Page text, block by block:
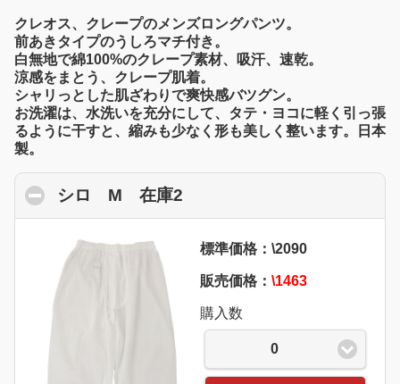
クレオス、クレープのメンズロングパンツ。
前あきタイプのうしろマチ付き。
白無地で綿100%のクレープ素材、吸汗、速乾。
涼感をまとう、クレープ肌着。
シャリっとした肌ざわりで爽快感バツグン。
お洗濯は、水洗いを充分にして、タテ・ヨコに軽く引っ張
るように干すと、縮みも少なく形も美しく整います。日本
製。
シロ M 在庫2
標準価格：\2090
販売価格： \1463
購入数
0